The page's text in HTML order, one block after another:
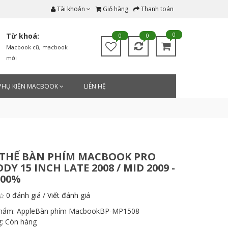
Tài khoản Giỏ hàng Thanh toán
Từ khoá:
Macbook cũ, macbook
mới
0 0 0
KIỆN MACBOOK LIÊN HỆ
BÀN PHÍM MACBOOK PRO
15 INCH LATE 2008 / MID 2009 -
0 đánh giá /Viết đánh giá
AppleBàn phím MacbookBP-MP1508
Còn hàng